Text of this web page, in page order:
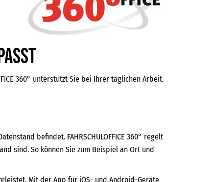
360° unterstützt Sie bei Ihrer täglichen Arbeit.
befindet. FAHRSCHULOFFICE 360° regelt
sind. So können Sie zum Beispiel an Ort und
Mit der App für iOS- und Android-Geräte